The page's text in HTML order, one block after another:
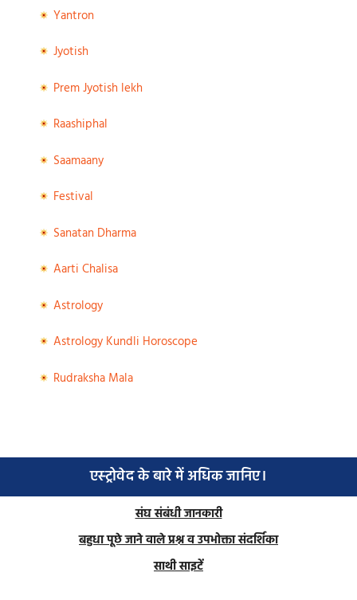
Yantron
Jyotish
Prem Jyotish lekh
Raashiphal
Saamaany
Festival
Sanatan Dharma
Aarti Chalisa
Astrology
Astrology Kundli Horoscope
Rudraksha Mala
एस्ट्रोवेद के बारे में अधिक जानिए।
संघ संबंधी जानकारी
बहुधा पूछे जाने वाले प्रश्न व उपभोक्ता संदर्शिका
साथी साइटें